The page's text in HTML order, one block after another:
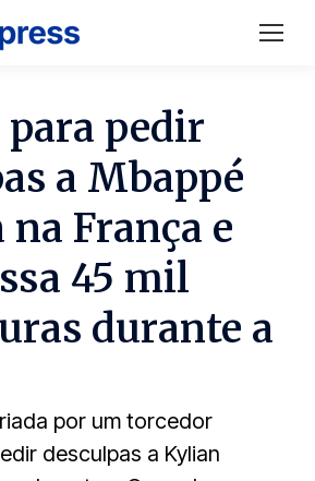
para pedir
a Mbappé
França e
45 mil
durante a
por um torcedor
desculpas a Kylian